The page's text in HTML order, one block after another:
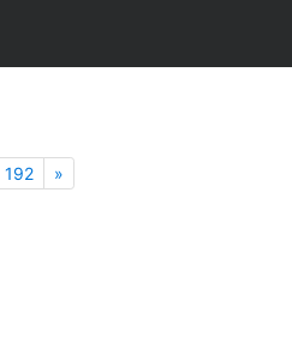
192 »Siguiente